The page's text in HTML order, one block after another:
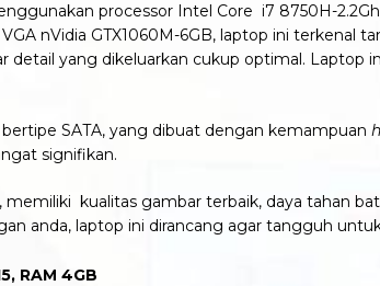
processor Intel Core i7 8750H-
nVidia GTX1060M-6GB, laptop ini terkenal
detail yang dikeluarkan cukup optimal. Laptop
SATA, yang dibuat dengan kemampuan
signifikan.
memiliki kualitas gambar terbaik, daya tahan
anda, laptop ini dirancang agar tangguh
RAM 4GB